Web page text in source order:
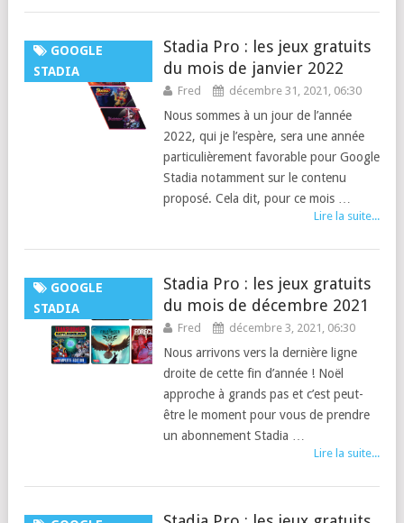
GOOGLE
STADIA
Stadia Pro : les jeux gratuits
du mois de janvier 2022
Fred décembre 31, 2021, 06:30
Nous sommes à un jour de l’année
2022, qui je l’espère, sera une année
particulièrement favorable pour Google
Stadia notamment sur le contenu
proposé. Cela dit, pour ce mois …
Lire la suite...
GOOGLE
STADIA
Stadia Pro : les jeux gratuits
du mois de décembre 2021
Fred décembre 3, 2021, 06:30
Nous arrivons vers la dernière ligne
droite de cette fin d’année ! Noël
approche à grands pas et c’est peut-
être le moment pour vous de prendre
un abonnement Stadia …
Lire la suite...